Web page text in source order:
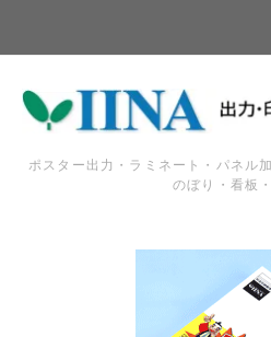
ポスター出力・ラミネート・パネル
のぼり・看板